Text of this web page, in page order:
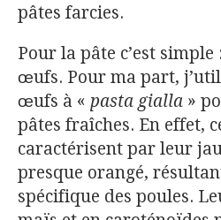
pâtes farcies.
Pour la pâte c’est
œufs. Pour ma part,
œufs à « pasta gialla »
pâtes fraîches. En effet,
caractérisent par leur
presque orangé,
spécifique des poules.